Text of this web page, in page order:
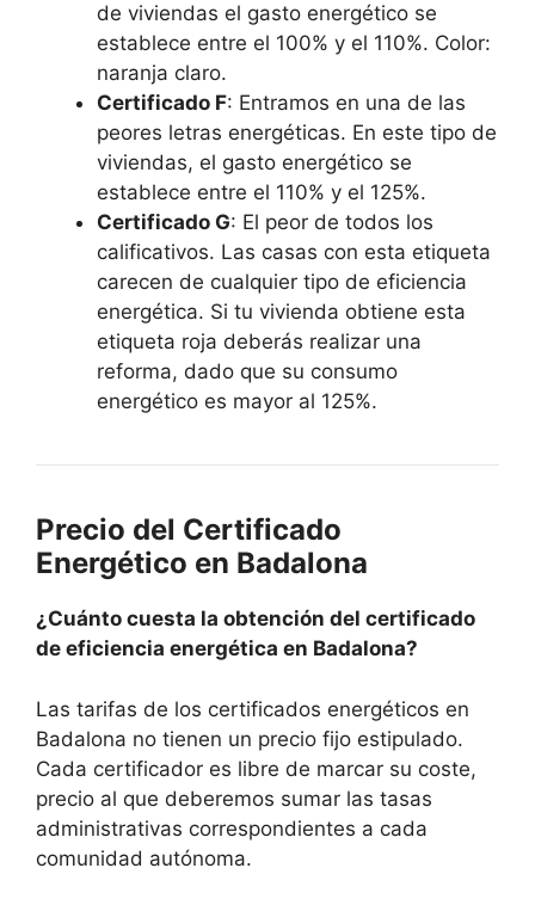
de viviendas el gasto energético se
establece entre el 100% y el 110%. Color:
naranja claro.
Certificado F: Entramos en una de las
peores letras energéticas. En este tipo de
viviendas, el gasto energético se
establece entre el 110% y el 125%.
Certificado G: El peor de todos los
calificativos. Las casas con esta etiqueta
carecen de cualquier tipo de eficiencia
energética. Si tu vivienda obtiene esta
etiqueta roja deberás realizar una
reforma, dado que su consumo
energético es mayor al 125%.
Precio del Certificado
Energético en Badalona
¿Cuánto cuesta la obtención del certificado
de eficiencia energética en Badalona?
Las tarifas de los certificados energéticos en
Badalona no tienen un precio fijo estipulado.
Cada certificador es libre de marcar su coste,
precio al que deberemos sumar las tasas
administrativas correspondientes a cada
comunidad autónoma.